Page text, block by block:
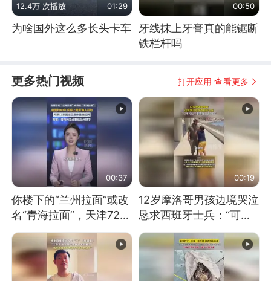
12.4万 次播放 01:29
为啥国外这么多长头卡车
00:50
牙线抹上牙膏真的能锯断
铁栏杆吗
更多热门视频 打开应用 查看更多
00:37
你楼下的“兰州拉面”或改
名“青海拉面”，天津72家
面馆已集体更换招牌
00:19
12岁摩洛哥男孩边境哭泣
恳求西班牙士兵：“可不
可以不要把我遣返回国”